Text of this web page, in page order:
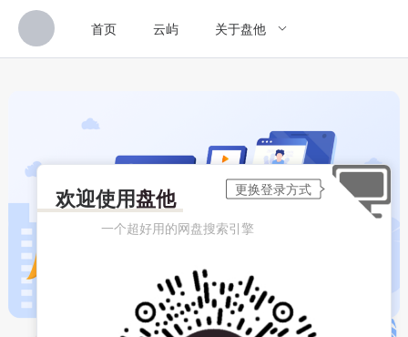
首页 云屿 关于盘他
欢迎使用盘他
一个超好用的网盘搜索引擎